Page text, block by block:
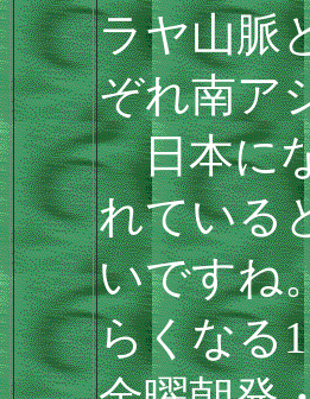
ラヤ山脈
ぞれ南ア
日本にな
れている
いですね
らくなる